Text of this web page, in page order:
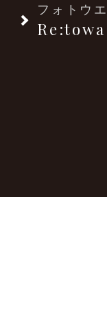
フォトウ
Re:towa